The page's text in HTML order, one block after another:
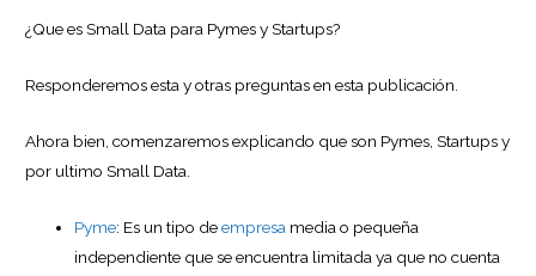
¿Que es Small Data para Pymes y Startups?
Responderemos esta y otras preguntas en esta publicación.
Ahora bien, comenzaremos explicando que son Pymes, Startups y
por ultimo Small Data.
Pyme: Es un tipo deempresa media o pequeña
independiente que se encuentra limitada ya que no cuenta